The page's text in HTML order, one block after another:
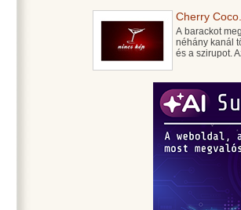
Cherry
A barackot
néhány kanál
és a szirupot.